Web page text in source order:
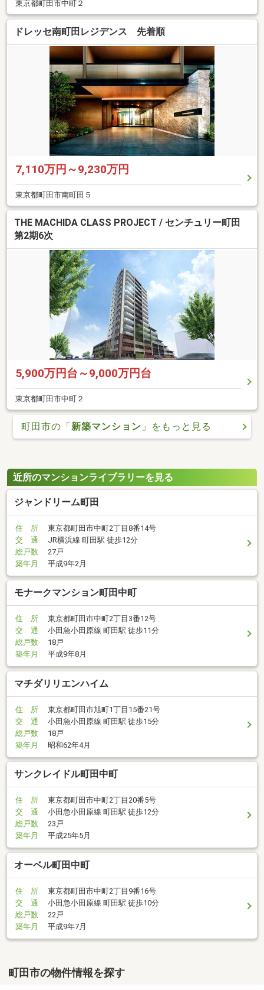
東京都町田市中町２
ドレッセ南町田レジデンス 先着順
7,110万円～9,230万円
東京都町田市南町田５
THE MACHIDA CLASS PROJECT / センチュリー町田
第2期6次
5,900万円台～9,000万円台
東京都町田市中町２
町田市の「新築マンション 」をもっと見る
近所のマンションライブラリーを見る
ジャンドリーム町田
住 所
東京都町田市中町2丁目8番14号
交 通
JR横浜線 町田駅 徒歩12分
総戸数
27戸
築年月
平成9年2月
モナークマンション町田中町
住 所
東京都町田市中町2丁目3番12号
交 通
小田急小田原線 町田駅 徒歩11分
総戸数
18戸
築年月
平成9年8月
マチダリリエンハイム
住 所
東京都町田市旭町1丁目15番21号
交 通
小田急小田原線 町田駅 徒歩15分
総戸数
18戸
築年月
昭和62年4月
サンクレイドル町田中町
住 所
東京都町田市中町2丁目20番5号
交 通
小田急小田原線 町田駅 徒歩12分
総戸数
23戸
築年月
平成25年5月
オーベル町田中町
住 所
東京都町田市中町2丁目9番16号
交 通
小田急小田原線 町田駅 徒歩10分
総戸数
22戸
築年月
平成9年7月
町田市の物件情報を探す